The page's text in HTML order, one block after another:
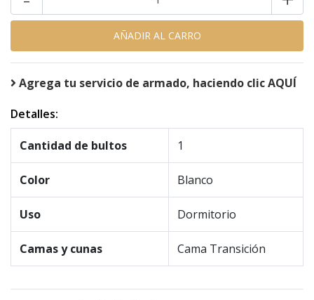
Agrega tu servicio de armado, haciendo clic AQUÍ
Detalles:
Cantidad de bultos 1
Color Blanco
Uso Dormitorio
Camas y cunas Cama Transición